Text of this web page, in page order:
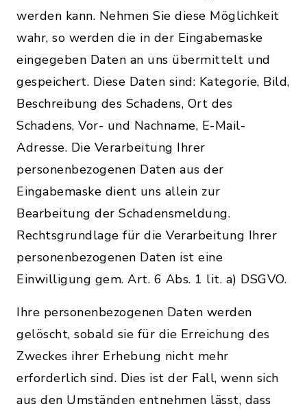
werden kann. Nehmen Sie diese Möglichkeit
wahr, so werden die in der Eingabemaske
eingegeben Daten an uns übermittelt und
gespeichert. Diese Daten sind: Kategorie, Bild,
Beschreibung des Schadens, Ort des
Schadens, Vor- und Nachname, E-Mail-
Adresse. Die Verarbeitung Ihrer
personenbezogenen Daten aus der
Eingabemaske dient uns allein zur
Bearbeitung der Schadensmeldung.
Rechtsgrundlage für die Verarbeitung Ihrer
personenbezogenen Daten ist eine
Einwilligung gem. Art. 6 Abs. 1 lit. a) DSGVO.
Ihre personenbezogenen Daten werden
gelöscht, sobald sie für die Erreichung des
Zweckes ihrer Erhebung nicht mehr
erforderlich sind. Dies ist der Fall, wenn sich
aus den Umständen entnehmen lässt, dass